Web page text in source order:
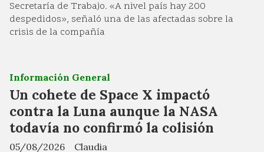
Secretaría de Trabajo. «A nivel país hay 200
despedidos», señaló una de las afectadas sobre la
crisis de la compañía
Un cohete de Space X impactó
contra la Luna aunque la NASA
todavía no confirmó la colisión
Claudia
Información General
05/08/2026